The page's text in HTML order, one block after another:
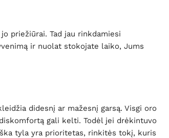
priežiūrai. Tad jau rinkdamiesi
ir nuolat stokojate laiko, Jums
didesnį ar mažesnį garsą. Visgi oro
gali kelti. Todėl jei drėkintuvo
tyla yra prioritetas, rinkitės tokį, kuris